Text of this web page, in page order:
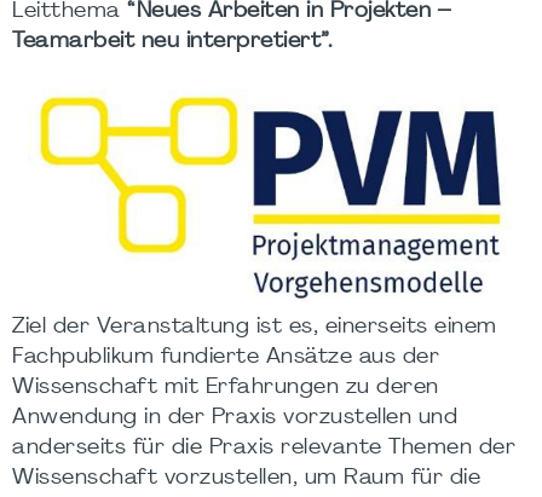
Leitthema “Neues Arbeiten in Projekten –
Teamarbeit neu interpretiert”.
Ziel der Veranstaltung ist es, einerseits einem
Fachpublikum fundierte Ansätze aus der
Wissenschaft mit Erfahrungen zu deren
Anwendung in der Praxis vorzustellen und
anderseits für die Praxis relevante Themen der
Wissenschaft vorzustellen, um Raum für die